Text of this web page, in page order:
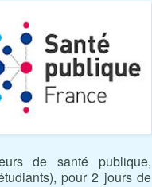
de santé publique,
pour 2 jours de